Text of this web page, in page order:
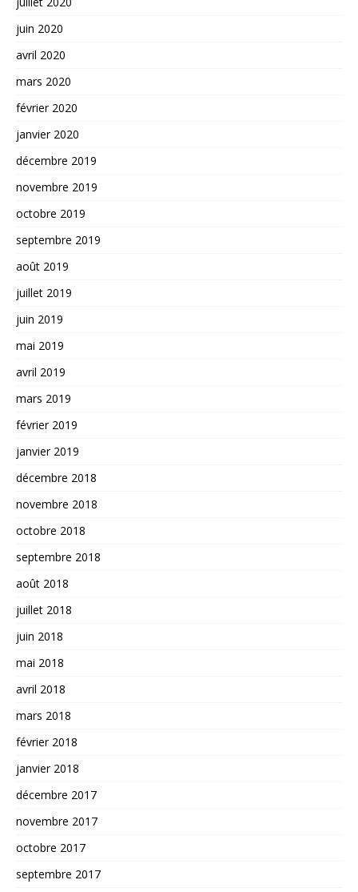
juin 2020
avril 2020
mars 2020
février 2020
janvier 2020
décembre 2019
novembre 2019
octobre 2019
septembre 2019
août 2019
juillet 2019
juin 2019
mai 2019
avril 2019
mars 2019
février 2019
janvier 2019
décembre 2018
novembre 2018
octobre 2018
septembre 2018
août 2018
juillet 2018
juin 2018
mai 2018
avril 2018
mars 2018
février 2018
janvier 2018
décembre 2017
novembre 2017
octobre 2017
septembre 2017